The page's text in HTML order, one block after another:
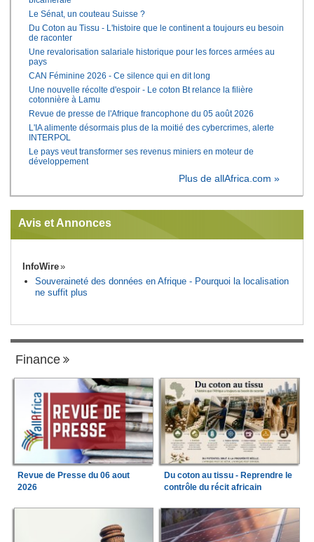
Le Sénat, un couteau Suisse ?
Du Coton au Tissu - L'histoire que le continent a toujours eu besoin
de raconter
Une revalorisation salariale historique pour les forces armées au
pays
CAN Féminine 2026 - Ce silence qui en dit long
Une nouvelle récolte d'espoir - Le coton Bt relance la filière
cotonnière à Lamu
Revue de presse de l'Afrique francophone du 05 août 2026
L'IA alimente désormais plus de la moitié des cybercrimes, alerte
INTERPOL
Le pays veut transformer ses revenus miniers en moteur de
développement
Plus de allAfrica.com »
Avis et Annonces
InfoWire
Souveraineté des données en Afrique - Pourquoi la localisation
ne suffit plus
Finance
Revue de Presse du 06 aout
2026
Du coton au tissu - Reprendre le
contrôle du récit africain